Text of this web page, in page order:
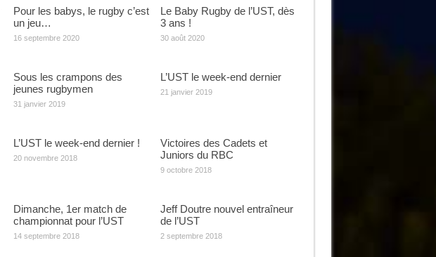
Pour les babys, le rugby c’est
un jeu…
16 septembre 2020
Le Baby Rugby de l’UST, dès
3 ans !
30 août 2020
Sous les crampons des
jeunes rugbymen
31 janvier 2019
L’UST le week-end dernier
21 janvier 2019
L’UST le week-end dernier !
20 novembre 2018
Victoires des Cadets et
Juniors du RBC
9 octobre 2018
Dimanche, 1er match de
championnat pour l’UST
14 septembre 2018
Jeff Doutre nouvel entraîneur
de l’UST
2 septembre 2018